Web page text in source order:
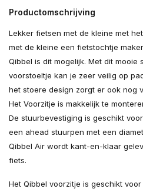
Productomschrijving
Lekker fietsen met de kleine met
met de kleine een fietstochtje
Qibbel is dit mogelijk. Met dit mooie
voorstoeltje kan je zeer veilig op
het stoere design zorgt er ook nog
Het Voorzitje is makkelijk te
De stuurbevestiging is geschikt
een ahead stuurpen met een
Qibbel Air wordt kant-en-klaar
fiets.
Het Qibbel voorzitje is geschikt